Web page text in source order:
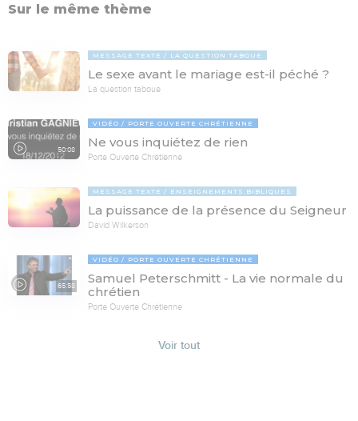
Sur le même thème
MESSAGE TEXTE LA QUESTION TABOUE
Le sexe avant le mariage est-il péché ?
La question taboue
50:08
VIDÉO PORTE OUVERTE CHRÉTIENNE
Ne vous inquiétez de rien
Porte Ouverte Chrétienne
MESSAGE TEXTE ENSEIGNEMENTS BIBLIQUES
La puissance de la présence du Seigneur
David Wilkerson
65:58
VIDÉO PORTE OUVERTE CHRÉTIENNE
Samuel Peterschmitt - La vie normale du
chrétien
Porte Ouverte Chrétienne
Voir tout